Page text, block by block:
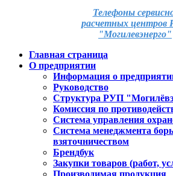
Телефоны
расчетных центров
"Могилевэнерго"
Главная страница
О предприятии
Информация о
Руководство
Структура РУП
Комиссия по
Система управления
Система менеджмента
взяточничеством
Брендбук
Закупки товаров (работ,